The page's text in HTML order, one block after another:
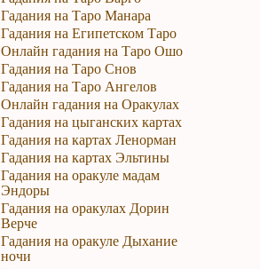
Гадания на Таро Манара
Гадания на Египетском Таро
Онлайн гадания на Таро Ошо
Гадания на Таро Снов
Гадания на Таро Ангелов
Онлайн гадания на Оракулах
Гадания на цыганских картах
Гадания на картах Ленорман
Гадания на картах Эльтины
Гадания на оракуле мадам
Эндоры
Гадания на оракулах Дорин
Верче
Гадания на оракуле Дыхание
ночи